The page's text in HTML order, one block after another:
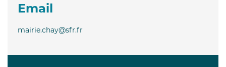
Email
mairie.chay@sfr.fr